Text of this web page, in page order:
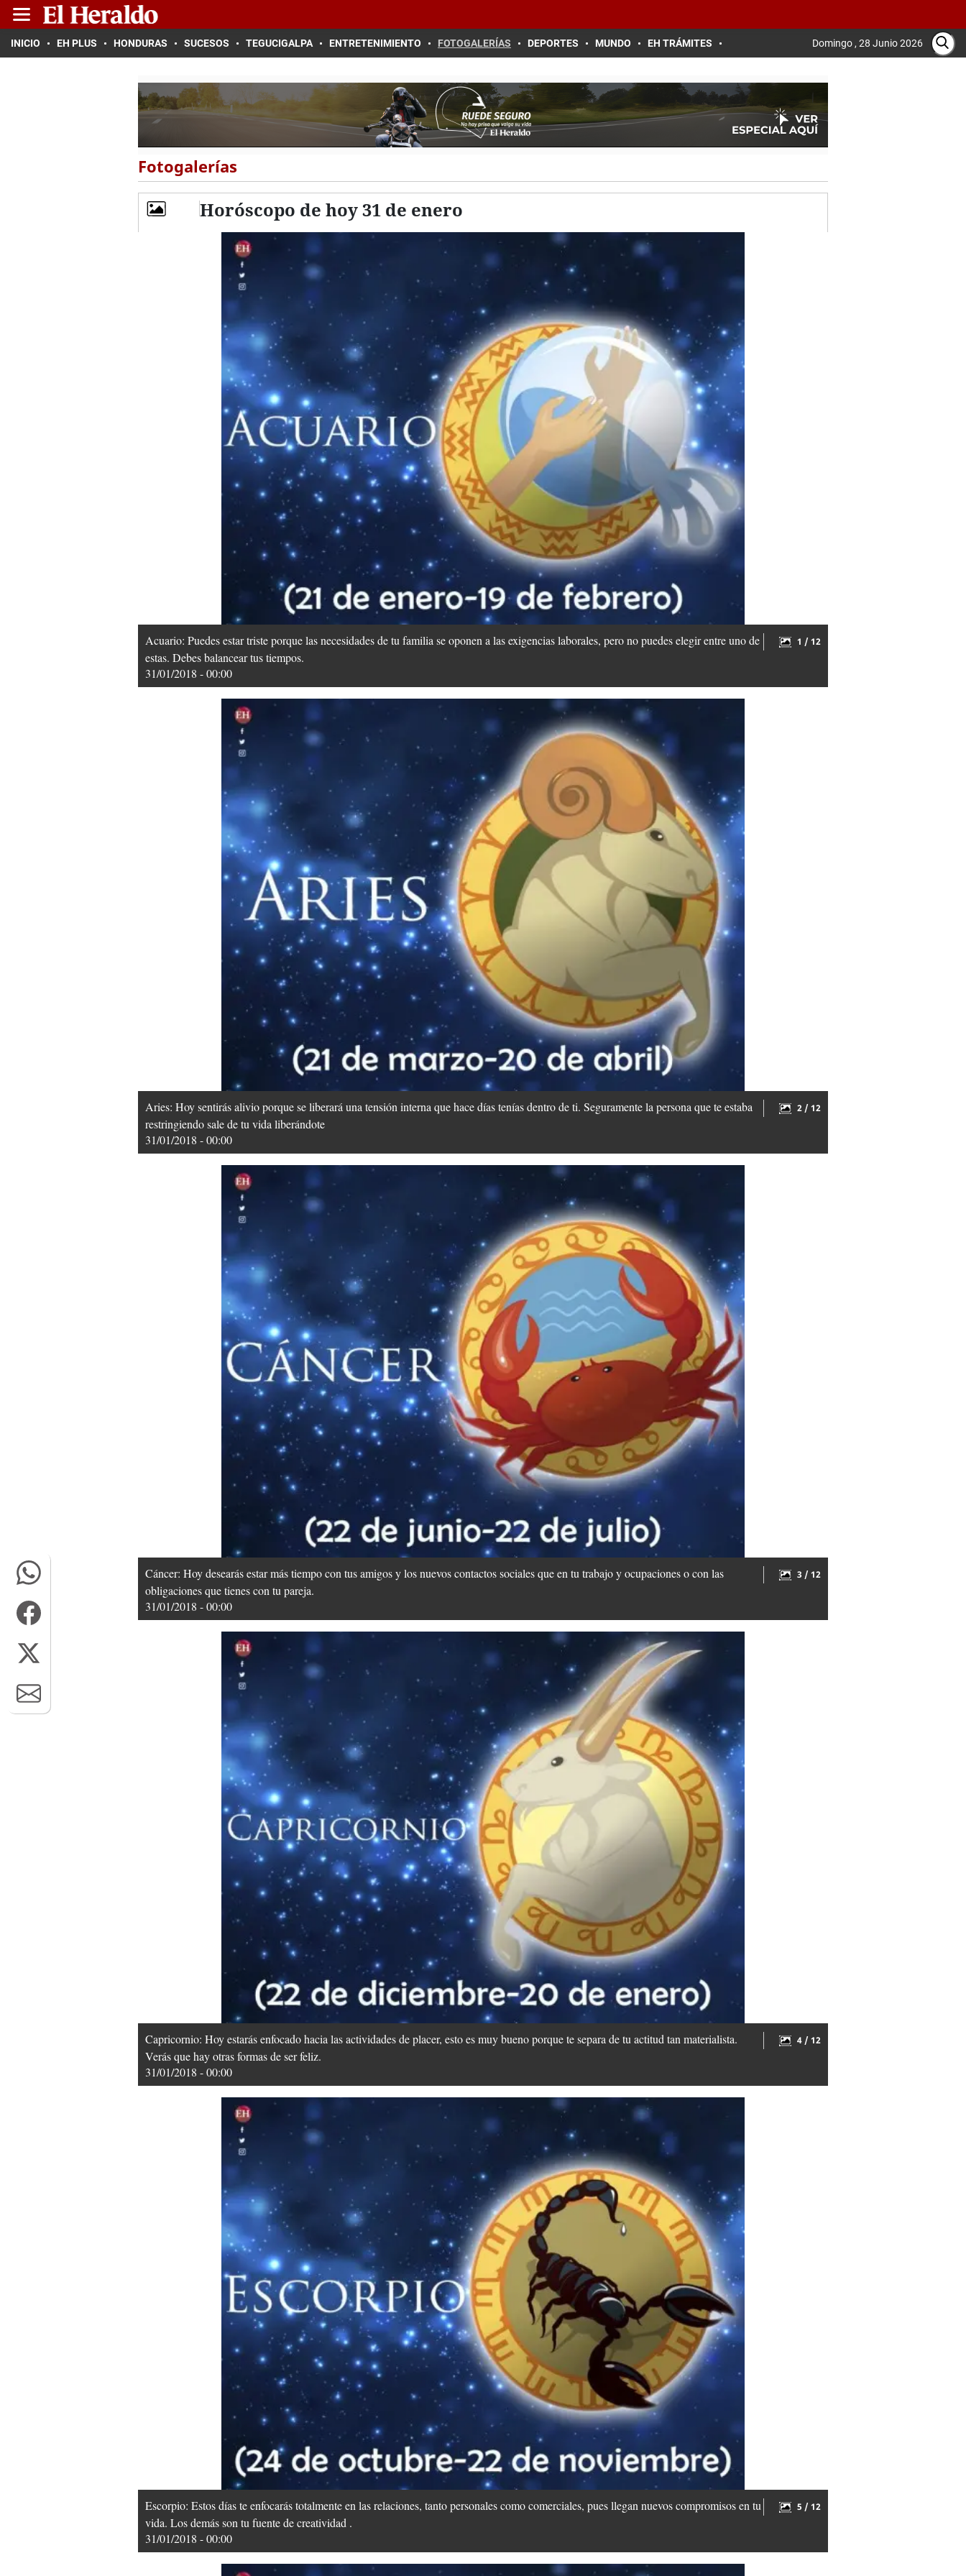
INICIO EH PLUS HONDURAS SUCESOS TEGUCIGALPA ENTRETENIMIENTO FOTOGALERÍAS DEPORTES MUNDO EH TRÁMITES Domingo , 28 Junio 2026
Fotogalerías
Horóscopo de hoy 31 de enero
Acuario: Puedes estar triste porque las necesidades de tu familia se oponen a las exigencias laborales, pero no puedes elegir entre uno de
estas. Debes balancear tus tiempos.
31/01/2018 - 00:00
1 / 12
Aries: Hoy sentirás alivio porque se liberará una tensión interna que hace días tenías dentro de ti. Seguramente la persona que te estaba
restringiendo sale de tu vida liberándote
31/01/2018 - 00:00
2 / 12
Cáncer: Hoy desearás estar más tiempo con tus amigos y los nuevos contactos sociales que en tu trabajo y ocupaciones o con las
obligaciones que tienes con tu pareja.
31/01/2018 - 00:00
3 / 12
Capricornio: Hoy estarás enfocado hacia las actividades de placer, esto es muy bueno porque te separa de tu actitud tan materialista.
Verás que hay otras formas de ser feliz.
31/01/2018 - 00:00
4 / 12
Escorpio: Estos días te enfocarás totalmente en las relaciones, tanto personales como comerciales, pues llegan nuevos compromisos en tu
vida. Los demás son tu fuente de creatividad .
31/01/2018 - 00:00
5 / 12